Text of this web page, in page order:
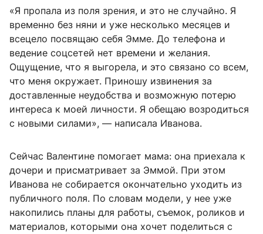
«Я пропала из поля зрения, и это не случайно. Я
временно без няни и уже несколько месяцев и
всецело посвящаю себя Эмме. До телефона и
ведение соцсетей нет времени и желания.
Ощущение, что я выгорела, и это связано со всем,
что меня окружает. Приношу извинения за
доставленные неудобства и возможную потерю
интереса к моей личности. Я обещаю возродиться
с новыми силами», — написала Иванова.
Сейчас Валентине помогает мама: она приехала к
дочери и присматривает за Эммой. При этом
Иванова не собирается окончательно уходить из
публичного поля. По словам модели, у нее уже
накопились планы для работы, съемок, роликов и
материалов, которыми она хочет поделиться с